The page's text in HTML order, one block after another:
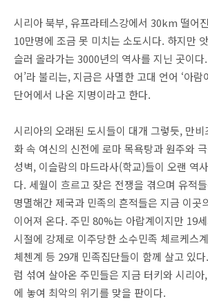
시리아 북부, 유프라테스강에서 30km 떨어
10만명에 조금 못 미치는 소도시다. 하지만
슬러 올라가는 3000년의 역사를 지닌 곳이다
어’라 불리는, 지금은 사멸한 고대 언어 ‘아람
단어에서 나온 지명이라고 한다.
시리아의 오래된 도시들이 대개 그렇듯, 만비
화 속 여신의 신전에 로마 목욕탕과 원주와
성벽, 이슬람의 마드라사(학교)들이 오랜 역
다. 세월이 흐르고 잦은 전쟁을 겪으며 유적
명멸해간 제국과 민족의 흔적들은 지금 이곳
이어져 온다. 주민 80%는 아랍계이지만 19
시절에 강제로 이주당한 소수민족 체르케스
체첸계 등 29개 민족집단들이 함께 살고 있
럼 섞여 살아온 주민들은 지금 터키와 시리
에 놓여 최악의 위기를 맞을 판이다.